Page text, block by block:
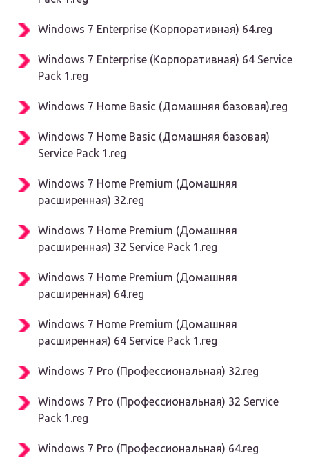
Windows 7 Enterprise (Корпоративная) 64.reg
Windows 7 Enterprise (Корпоративная) 64 Service
Pack 1.reg
Windows 7 Home Basic (Домашняя базовая).reg
Windows 7 Home Basic (Домашняя базовая)
Service Pack 1.reg
Windows 7 Home Premium (Домашняя
расширенная) 32.reg
Windows 7 Home Premium (Домашняя
расширенная) 32 Service Pack 1.reg
Windows 7 Home Premium (Домашняя
расширенная) 64.reg
Windows 7 Home Premium (Домашняя
расширенная) 64 Service Pack 1.reg
Windows 7 Pro (Профессиональная) 32.reg
Windows 7 Pro (Профессиональная) 32 Service
Pack 1.reg
Windows 7 Pro (Профессиональная) 64.reg